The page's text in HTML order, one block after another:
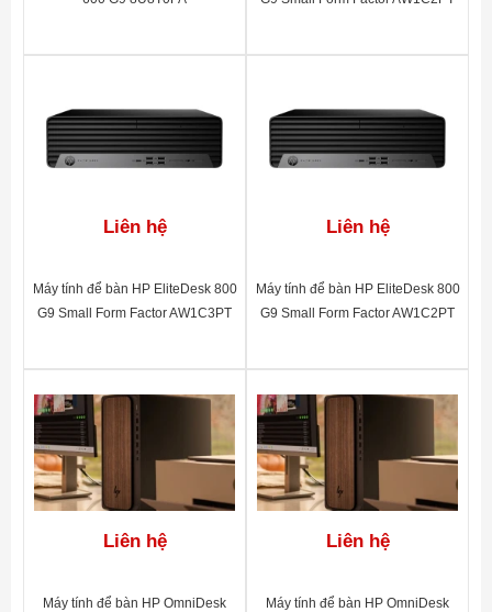
Liên hệ
Máy tính để bàn HP EliteDesk 800
G9 Small Form Factor AW1C3PT
Liên hệ
Máy tính để bàn HP EliteDesk 800
G9 Small Form Factor AW1C2PT
Liên hệ
Máy tính để bàn HP OmniDesk
Liên hệ
Máy tính để bàn HP OmniDesk